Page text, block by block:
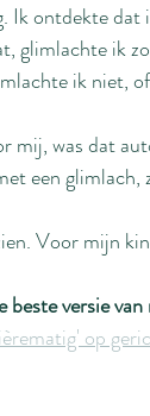
Ik ontdekte
glimlachte ik
ik niet,
mij, was dat
een glimlach,
Voor mijn
versie
op